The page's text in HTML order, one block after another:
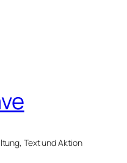
Text und Aktion